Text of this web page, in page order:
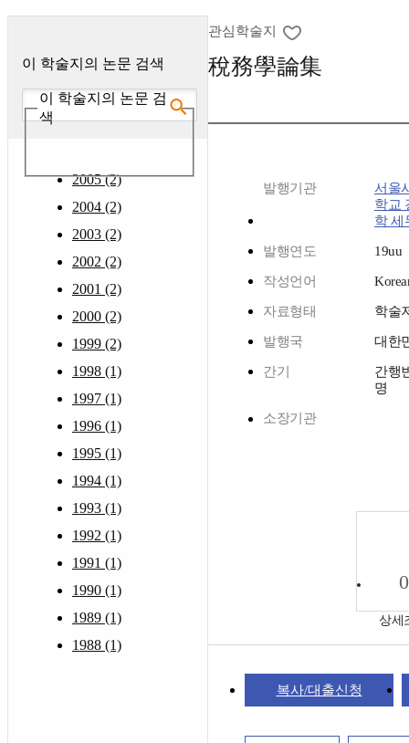
이 학술지의 논문 검색
이 학술지의 논문 검
색
2005 (2)
2004 (2)
2003 (2)
2002 (2)
2001 (2)
2000 (2)
1999 (2)
1998 (1)
1997 (1)
1996 (1)
1995 (1)
1994 (1)
1993 (1)
1992 (1)
1991 (1)
1990 (1)
1989 (1)
1988 (1)
관심학술지
稅務學論集
발행기관
서울
학교
학 세
발행연도 19uu
작성언어
자료형태 학술
발행국 대한
간기
간행
명
소장기관
0
상세
복사/대출신청